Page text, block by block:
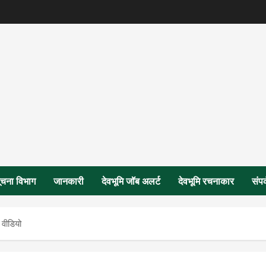
विभाग जानकारी देवभूमि जॉब अलर्ट देवभूमि रचनाकार